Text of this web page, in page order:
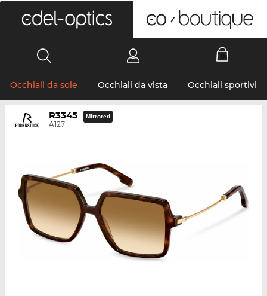
Occhiali da sole Occhiali da vista Occhiali sportivi
R3345
A127
Mirrored